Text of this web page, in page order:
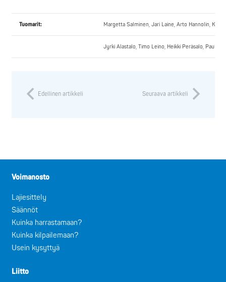
Tuomarit: Margetta Salminen, Jari Laine, Arto Hannolin, Kari
Jyrki Alastalo, Timo Leino, Heikki Peräsalo, Pauli
Edellinen artikkeli Seuraava artikkeli
Voimanosto
Lajiesittely
Säännöt
Kuinka harrastamaan?
Kuinka kilpailemaan?
Usein kysyttyä
Liitto